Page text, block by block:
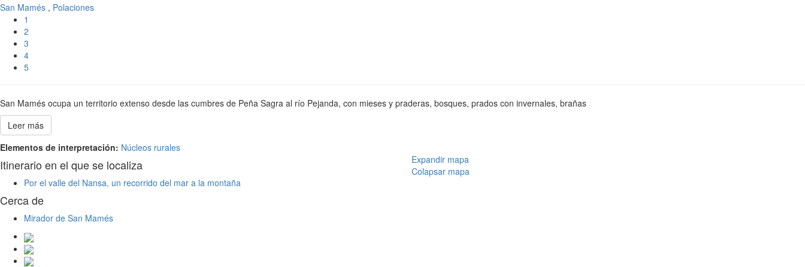
San Mamés , Polaciones
1
2
3
4
5
San Mamés ocupa un territorio extenso desde las cumbres de Peña Sagra al río Pejanda, con mieses y praderas, bosques, prados con invernales, brañas
Leer más
Elementos de interpretación: Núcleos rurales
Itinerario en el que se localiza
Por el valle del Nansa, un recorrido del mar a la montaña
Cerca de
Mirador de San Mamés
Expandir mapa
Colapsar mapa